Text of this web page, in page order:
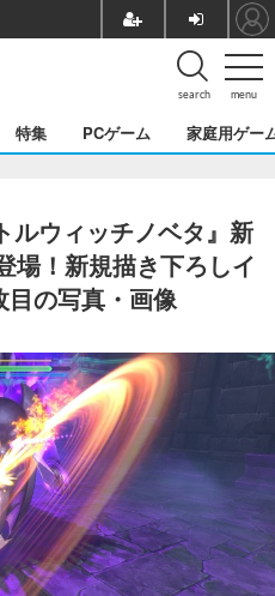
menu
search
特集 PCゲーム 家庭用ゲー
ルウィッチノベタ』新
場！新規描き下ろしイ
目の写真・画像